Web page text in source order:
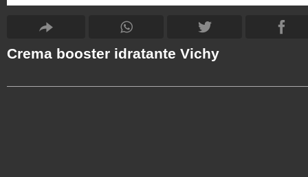
Crema booster idratante Vichy